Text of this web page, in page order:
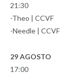
21:30
-Theo | CCVF
-Needle | CCVF
29 AGOSTO
17:00